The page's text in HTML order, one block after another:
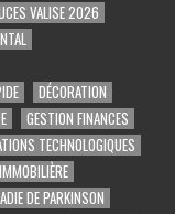
VALISE 2026
DÉCORATION
GESTION FINANCES
TECHNOLOGIQUES
DE PARKINSON